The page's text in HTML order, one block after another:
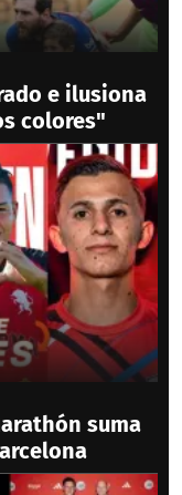
e ilusiona
colores"
suma